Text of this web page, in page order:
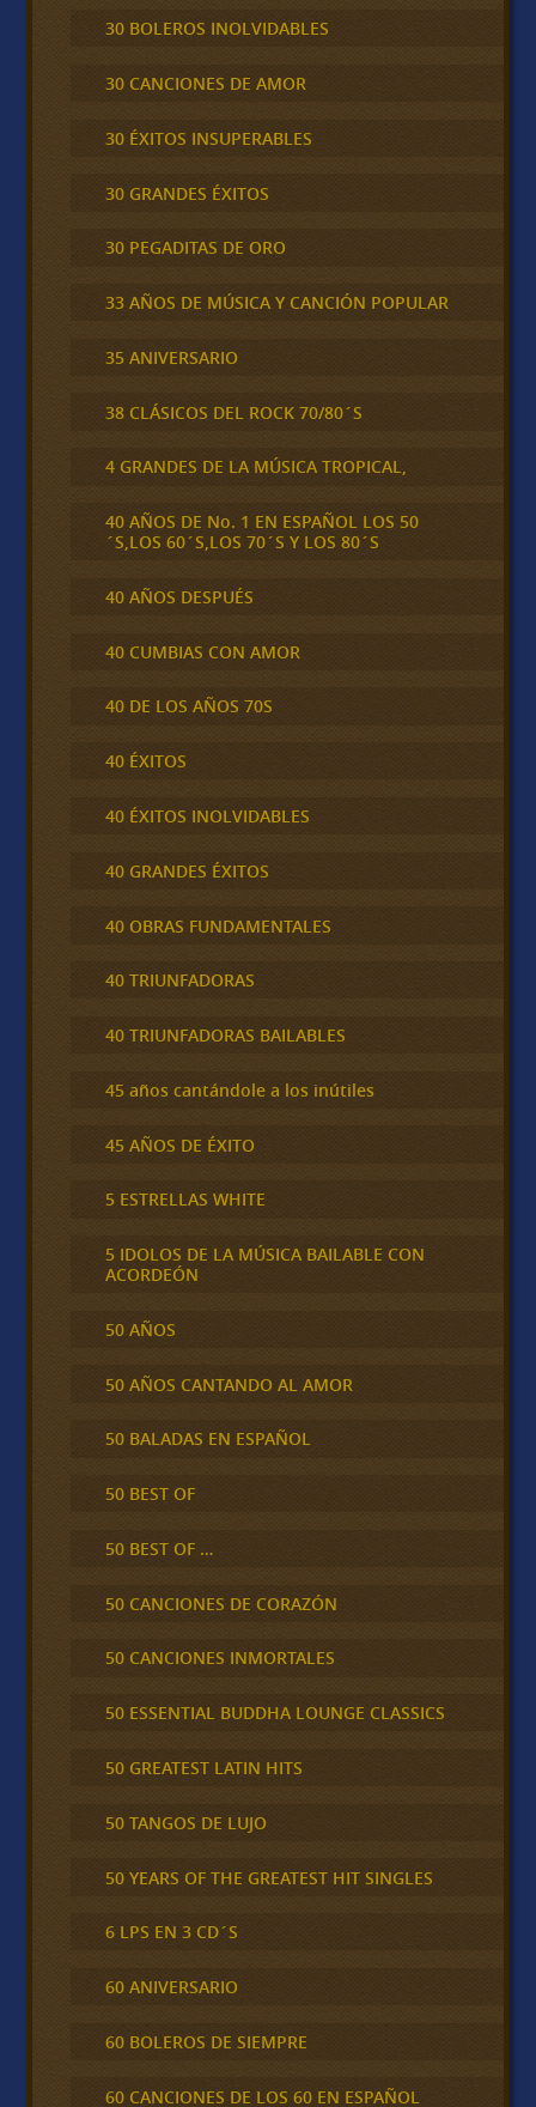
30 BOLEROS INOLVIDABLES
30 CANCIONES DE AMOR
30 ÉXITOS INSUPERABLES
30 GRANDES ÉXITOS
30 PEGADITAS DE ORO
33 AÑOS DE MÚSICA Y CANCIÓN POPULAR
35 ANIVERSARIO
38 CLÁSICOS DEL ROCK 70/80´S
4 GRANDES DE LA MÚSICA TROPICAL,
40 AÑOS DE No. 1 EN ESPAÑOL LOS 50
´S,LOS 60´S,LOS 70´S Y LOS 80´S
40 AÑOS DESPUÉS
40 CUMBIAS CON AMOR
40 DE LOS AÑOS 70S
40 ÉXITOS
40 ÉXITOS INOLVIDABLES
40 GRANDES ÉXITOS
40 OBRAS FUNDAMENTALES
40 TRIUNFADORAS
40 TRIUNFADORAS BAILABLES
45 años cantándole a los inútiles
45 AÑOS DE ÉXITO
5 ESTRELLAS WHITE
5 IDOLOS DE LA MÚSICA BAILABLE CON
ACORDEÓN
50 AÑOS
50 AÑOS CANTANDO AL AMOR
50 BALADAS EN ESPAÑOL
50 BEST OF
50 BEST OF …
50 CANCIONES DE CORAZÓN
50 CANCIONES INMORTALES
50 ESSENTIAL BUDDHA LOUNGE CLASSICS
50 GREATEST LATIN HITS
50 TANGOS DE LUJO
50 YEARS OF THE GREATEST HIT SINGLES
6 LPS EN 3 CD´S
60 ANIVERSARIO
60 BOLEROS DE SIEMPRE
60 CANCIONES DE LOS 60 EN ESPAÑOL